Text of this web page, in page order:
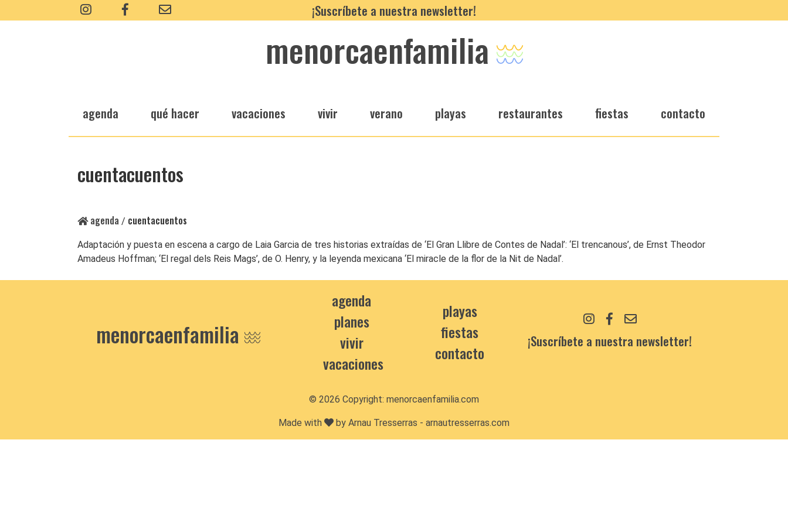
¡Suscríbete a nuestra newsletter!
menorcaenfamilia
agenda qué hacer vacaciones vivir verano playas restaurantes fiestas contacto
cuentacuentos
agenda / cuentacuentos
Adaptación y puesta en escena a cargo de Laia Garcia de tres historias extraídas de ‘El Gran Llibre de Contes de Nadal’: ‘El trencanous’, de Ernst Theodor
Amadeus Hoffman; ‘El regal dels Reis Mags’, de O. Henry, y la leyenda mexicana ‘El miracle de la flor de la Nit de Nadal’.
menorcaenfamilia
agenda
planes
vivir
vacaciones
playas
fiestas
contacto
¡Suscríbete a nuestra newsletter!
© 2026 Copyright: menorcaenfamilia.com
Made with by Arnau Tresserras - arnautresserras.com